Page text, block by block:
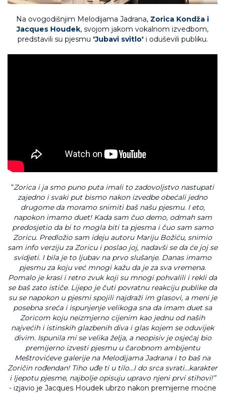
Na ovogodišnjim Melodijama Jadrana, Zorica Kondža i
Jacques Houdek, svojom jakom vokalnom izvedbom,
predstavili su pjesmu 'Jubavi svitlo'i oduševili publiku.
“Zorica i ja smo puno puta imali to zadovoljstvo nastupati
zajedno i svaki put bismo nakon izvedbe obećali jedno
drugome da moramo snimiti baš našu pjesmu. I eto,
napokon imamo duet! Kada sam čuo demo, odmah sam
predosjetio da bi to mogla biti ta pjesma i čuo sam samo
Zoricu. Predložio sam ideju autoru Mariju Božiću, snimio
sam info verziju za Zoricu i poslao joj, nadavši se da će joj se
svidjeti. I bila je to ljubav na prvo slušanje. Danas imamo
pjesmu za koju već mnogi kažu da je za sva vremena.
Pomalo je krasi i retro zvuk koji su mnogi pohvalili i rekli da
se baš zato ističe. Lijepo je čuti povratnu reakciju publike da
su se napokon u pjesmi spojili najdraži im glasovi, a meni je
posebna sreća i ispunjenje velikoga sna da imam duet sa
Zoricom koju neizmjerno cijenim kao jednu od naših
najvećih i istinskih glazbenih diva i glas kojem se oduvijek
divim. Ispunila mi se velika želja, a neopisiv je osjećaj bio
premijerno izvesti pjesmu u čarobnom ambijentu
Meštrovićeve galerije na Melodijama Jadrana i to baš na
Zoričin rođendan! Tiho uđe ti u tilo…I do srca svrati…karakter
i ljepotu pjesme, najbolje opisuju upravo njeni prvi stihovi!”
- izjavio je Jacques Houdek ubrzo nakon premijerne moćne